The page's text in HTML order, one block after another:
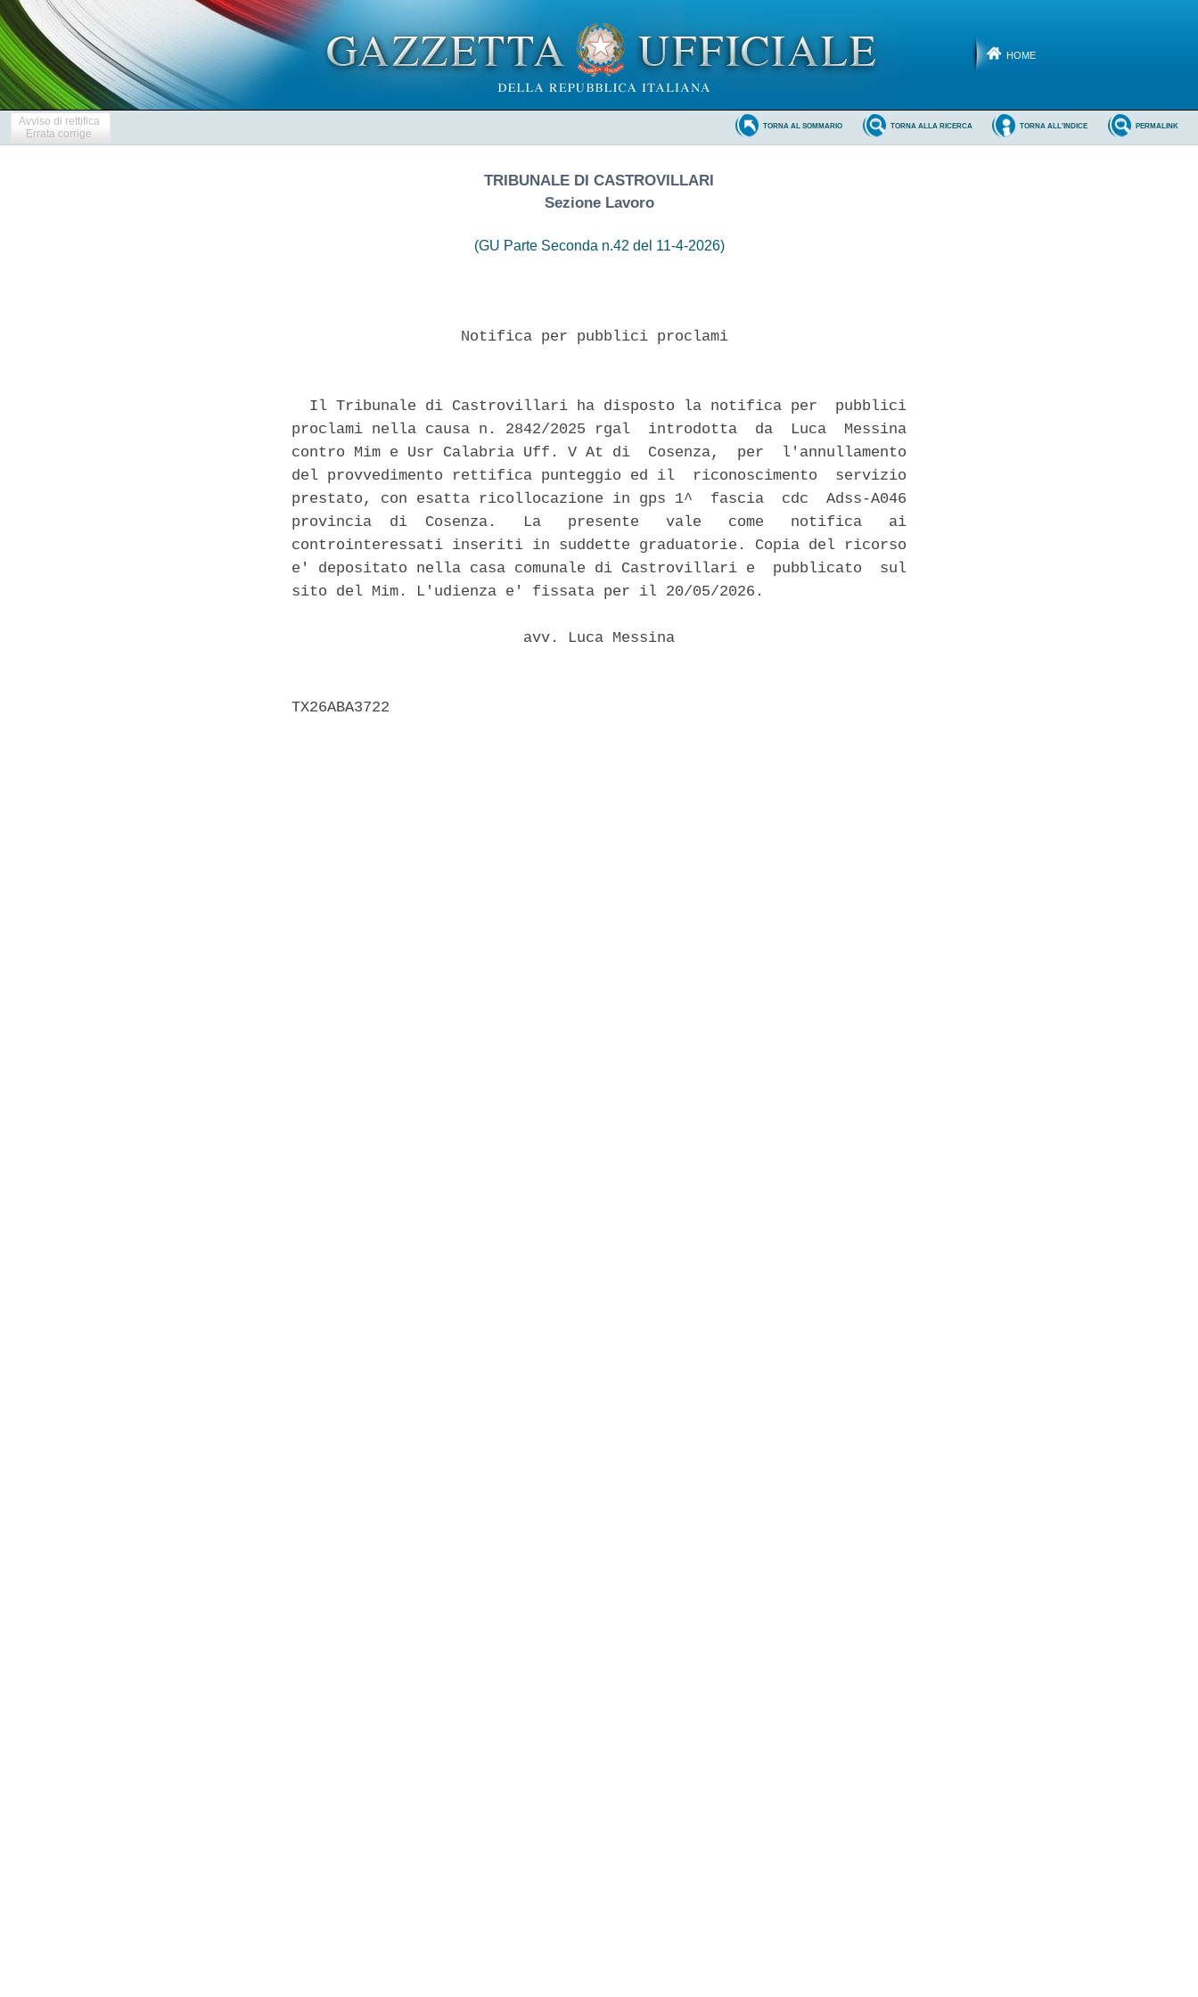
HOME
Avviso di rettifica
Errata corrige
PERMALINK
TORNA ALL'INDICE
TORNA ALLA RICERCA
TORNA AL SOMMARIO
TRIBUNALE DI CASTROVILLARI
Sezione Lavoro
(GU Parte Seconda n.42 del 11-4-2026)
                   Notifica per pubblici proclami
  Il Tribunale di Castrovillari ha disposto la notifica per  pubblici
proclami nella causa n. 2842/2025 rgal  introdotta  da  Luca  Messina
contro Mim e Usr Calabria Uff. V At di  Cosenza,  per  l'annullamento
del provvedimento rettifica punteggio ed il  riconoscimento  servizio
prestato, con esatta ricollocazione in gps 1^  fascia  cdc  Adss-A046
provincia  di  Cosenza.   La   presente   vale   come   notifica   ai
controinteressati inseriti in suddette graduatorie. Copia del ricorso
e' depositato nella casa comunale di Castrovillari e  pubblicato  sul
sito del Mim. L'udienza e' fissata per il 20/05/2026.
                          avv. Luca Messina